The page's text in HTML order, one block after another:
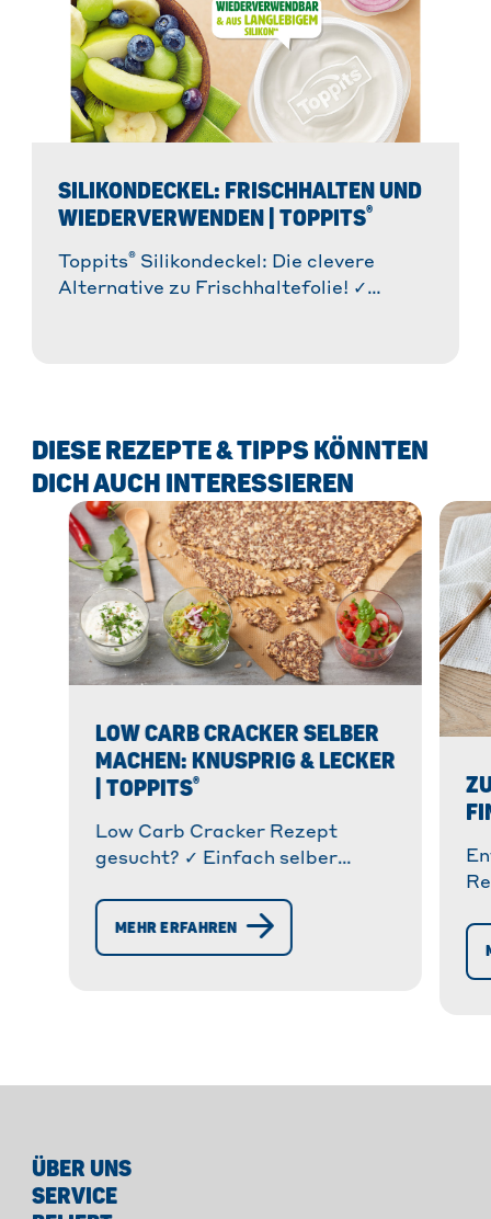
SILIKONDECKEL: FRISCHHALTEN UND
WIEDERVERWENDEN | TOPPITS®
Toppits® Silikondeckel: Die clevere
Alternative zu Frischhaltefolie! ✓
DIESE REZEPTE & TIPPS KÖNNTEN
DICH AUCH INTERESSIEREN
LOW CARB CRACKER SELBER
MACHEN: KNUSPRIG & LECKER
| TOPPITS®
Low Carb Cracker Rezept
gesucht? ✓ Einfach selber
Knusprig & lecker. ✓ Ideal für
Dips. » Jetzt Low-Carb Cracker
MEHR ERFAHREN
ÜBER UNS
SERVICE